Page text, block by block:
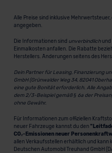
Alle Preise sind inklusive
angegeben.
Die Informationen sind unverbindlichund
Einmalkosten anfallen. Die Rabatte
Herstellers. Änderungen seitens des
Dein Partner für Leasing, Finanzierung
GmbH (Grünwalder Weg 34, 82041
eine gute Bonität erforderlich. Alle
dem 2/3-Beispiel gemäß § 6a der
ohne Gewähr.
Für Informationen zum offiziellen
neuer Fahrzeuge kannst du den
CO₂-Emissionen neuer
allen Verkaufsstellen erhältlich und kann
Deutschen Automobil Treuhand GmbH